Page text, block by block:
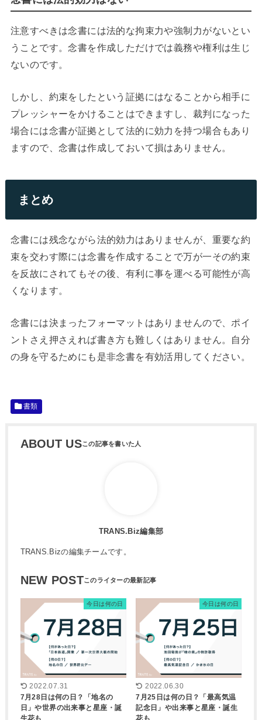
注意すべきは念書には法的な拘束力や強制力がないとい
うことです。念書を作成しただけでは義務や権利は生じ
ないのです。
しかし、約束をしたという証拠にはなることから相手に
プレッシャーをかけることはできますし、裁判になった
場合には念書が証拠として法的に効力を持つ場合もあり
ますので、念書は作成しておいて損はありません。
まとめ
念書には残念ながら法的効力はありませんが、重要な約
束を交わす際には念書を作成することで万が一その約束
を反故にされてもその後、有利に事を運べる可能性が高
くなります。
念書には決まったフォーマットはありませんので、ポイ
ントさえ押さえれば書き方も難しくはありません。自分
の身を守るためにも是非念書を有効活用してください。
書類
ABOUT US
TRANS.Biz編集部
TRANS.Bizの編集チームです。
NEW POST
今日は何の日
2022.07.31
7月28日は何の日？「地名の
日」や世界の出来事と星座・誕
生花も
今日は何の日
2022.06.30
7月25日は何の日？「最高気温
記念日」や出来事と星座・誕生
花も